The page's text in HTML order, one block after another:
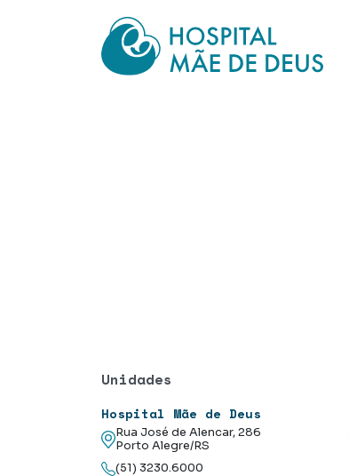
Unidades
Hospital Mãe de Deus
Rua José de Alencar, 286
Porto Alegre/RS
(51) 3230.6000